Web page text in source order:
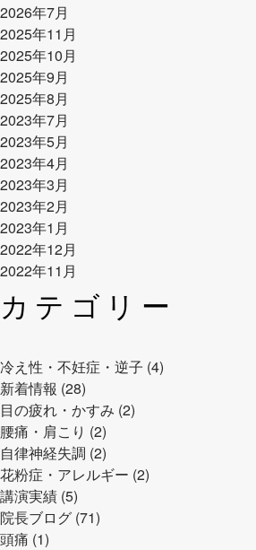
2026年7月
2025年11月
2025年10月
2025年9月
2025年8月
2023年7月
2023年5月
2023年4月
2023年3月
2023年2月
2023年1月
2022年12月
2022年11月
カテゴリー
冷え性・不妊症・逆子 (4)
新着情報 (28)
目の疲れ・かすみ (2)
腰痛・肩こり (2)
自律神経失調 (2)
花粉症・アレルギー (2)
講演実績 (5)
院長ブログ (71)
頭痛 (1)